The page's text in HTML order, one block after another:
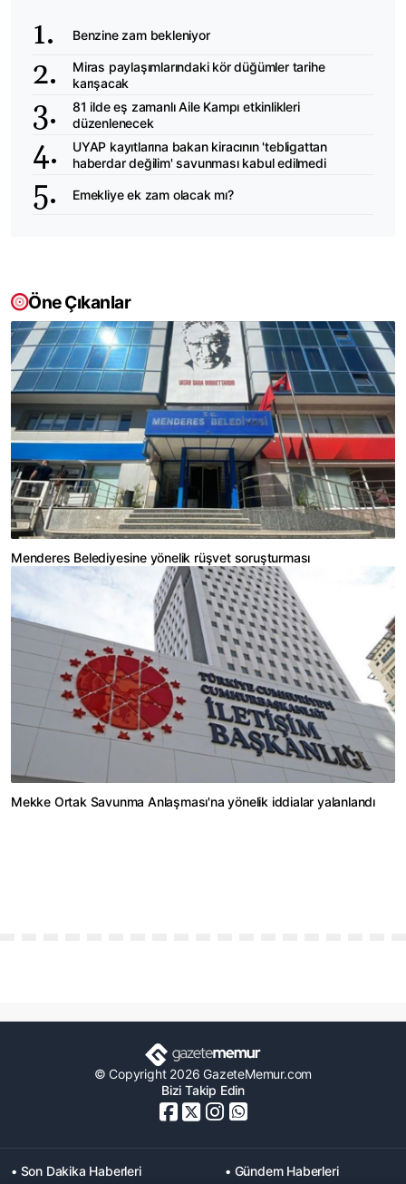
Benzine zam bekleniyor
Miras paylaşımlarındaki kör düğümler tarihe
karışacak
81 ilde eş zamanlı Aile Kampı etkinlikleri
düzenlenecek
UYAP kayıtlarına bakan kiracının 'tebligattan
haberdar değilim' savunması kabul edilmedi
Emekliye ek zam olacak mı?
Öne Çıkanlar
Menderes Belediyesine yönelik rüşvet soruşturması
Mekke Ortak Savunma Anlaşması'na yönelik iddialar yalanlandı
© Copyright 2026 GazeteMemur.com
Bizi Takip Edin
• Son Dakika Haberleri
• Gündem Haberleri